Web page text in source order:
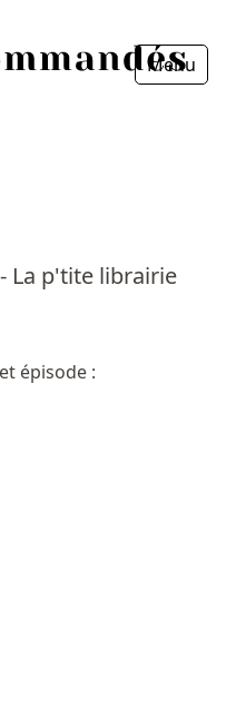
Menu
La p'tite librairie
épisode :
Fermer